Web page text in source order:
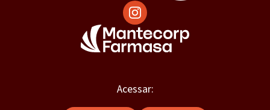
Acessar: